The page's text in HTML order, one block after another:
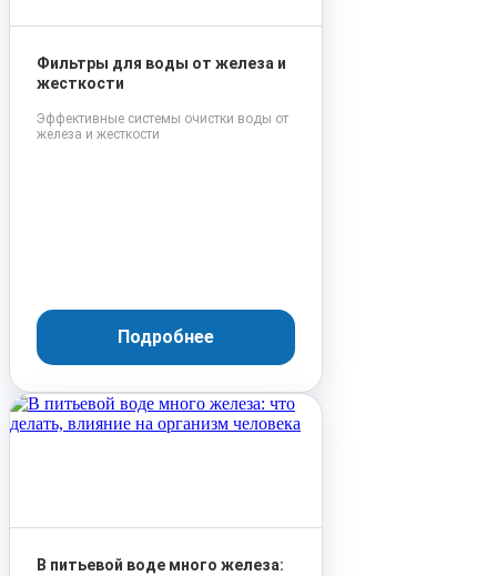
Фильтры для воды от железа и
жесткости
Эффективные системы очистки воды от
железа и жесткости
Подробнее
В питьевой воде много железа: